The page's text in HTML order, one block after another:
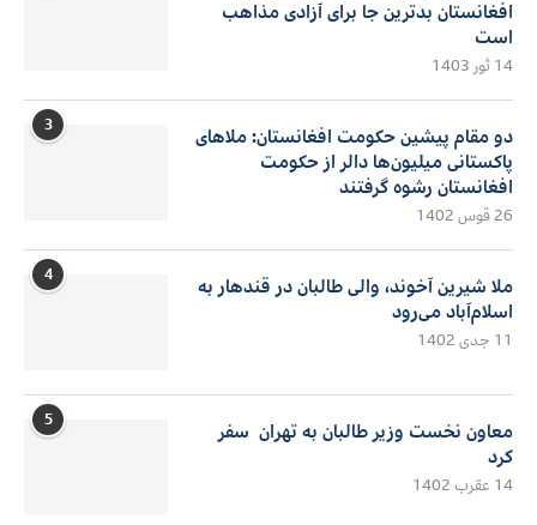
افغانستان بدترین جا برای آزادی مذاهب
است
14 ثور 1403
3
دو مقام پیشین حکومت افغانستان: ملاهای
پاکستانی میلیون‌ها دالر از حکومت
افغانستان رشوه گرفتند
26 قوس 1402
4
ملا شیرین آخوند، والی طالبان در قندهار به
اسلام‌آباد می‌رود
11 جدی 1402
5
معاون نخست وزیر طالبان به تهران سفر
کرد
14 عقرب 1402